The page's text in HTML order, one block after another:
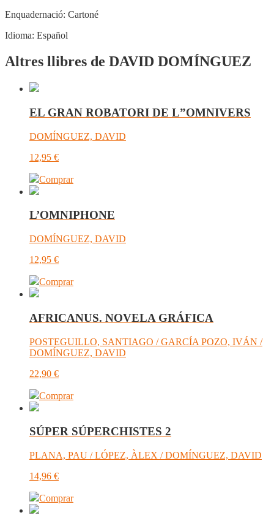
Enquadernació: Cartoné
Idioma: Español
Altres llibres de DAVID DOMÍNGUEZ
EL GRAN ROBATORI DE L”OMNIVERS
DOMÍNGUEZ, DAVID
12,95 €
Comprar
L’OMNIPHONE
DOMÍNGUEZ, DAVID
12,95 €
Comprar
AFRICANUS. NOVELA GRÁFICA
POSTEGUILLO, SANTIAGO / GARCÍA POZO, IVÁN /
DOMÍNGUEZ, DAVID
22,90 €
Comprar
SÚPER SÚPERCHISTES 2
PLANA, PAU / LÓPEZ, ÀLEX / DOMÍNGUEZ, DAVID
14,96 €
Comprar